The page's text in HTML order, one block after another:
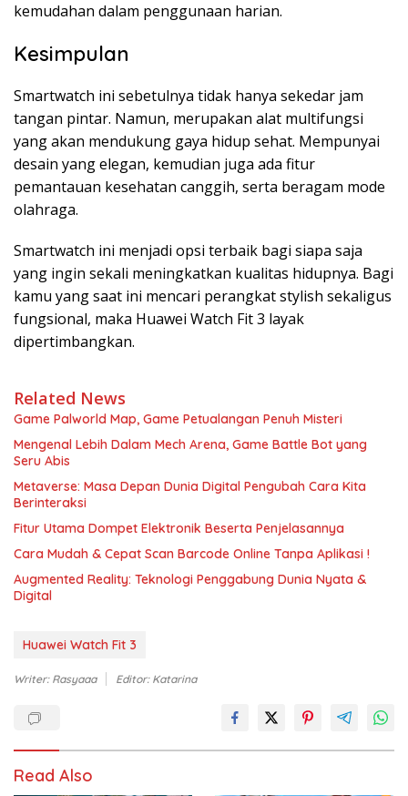
kemudahan dalam penggunaan harian.
Kesimpulan
Smartwatch ini sebetulnya tidak hanya sekedar jam
tangan pintar. Namun, merupakan alat multifungsi
yang akan mendukung gaya hidup sehat. Mempunyai
desain yang elegan, kemudian juga ada fitur
pemantauan kesehatan canggih, serta beragam mode
olahraga.
Smartwatch ini menjadi opsi terbaik bagi siapa saja
yang ingin sekali meningkatkan kualitas hidupnya. Bagi
kamu yang saat ini mencari perangkat stylish sekaligus
fungsional, maka Huawei Watch Fit 3 layak
dipertimbangkan.
Related News
Game Palworld Map, Game Petualangan Penuh Misteri
Mengenal Lebih Dalam Mech Arena, Game Battle Bot yang
Seru Abis
Metaverse: Masa Depan Dunia Digital Pengubah Cara Kita
Berinteraksi
Fitur Utama Dompet Elektronik Beserta Penjelasannya
Cara Mudah & Cepat Scan Barcode Online Tanpa Aplikasi !
Augmented Reality: Teknologi Penggabung Dunia Nyata &
Digital
Huawei Watch Fit 3
Writer: Rasyaaa Editor: Katarina
Read Also